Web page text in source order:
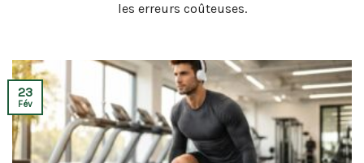
les erreurs coûteuses.
23
Fév